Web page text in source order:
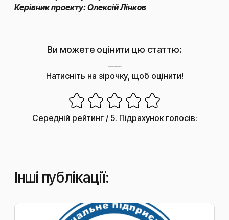
Керівник проекту: Олексій Лінков
Ви можете оцінити цю статтю:
Натисніть на зірочку, щоб оцінити!
Середній рейтинг / 5. Підрахунок голосів:
Інші публікації: